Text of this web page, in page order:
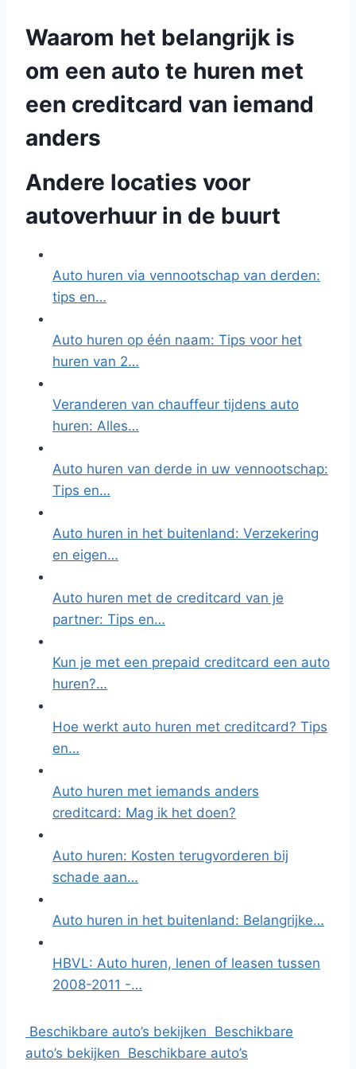
Waarom het belangrijk is
om een auto te huren met
een creditcard van iemand
anders
Andere locaties voor
autoverhuur in de buurt
Auto huren via vennootschap van derden:
tips en…
Auto huren op één naam: Tips voor het
huren van 2…
Veranderen van chauffeur tijdens auto
huren: Alles…
Auto huren van derde in uw vennootschap:
Tips en…
Auto huren in het buitenland: Verzekering
en eigen…
Auto huren met de creditcard van je
partner: Tips en…
Kun je met een prepaid creditcard een auto
huren?…
Hoe werkt auto huren met creditcard? Tips
en…
Auto huren met iemands anders
creditcard: Mag ik het doen?
Auto huren: Kosten terugvorderen bij
schade aan…
Auto huren in het buitenland: Belangrijke…
HBVL: Auto huren, lenen of leasen tussen
2008-2011 -…
Beschikbare auto’s bekijken Beschikbare
auto’s bekijken Beschikbare auto’s